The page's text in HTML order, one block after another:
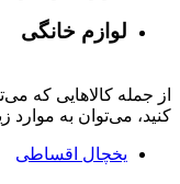
لوازم خانگی
از جمله کالاهایی که
کنید، می‌توان به موارد
یخچال اقساطی